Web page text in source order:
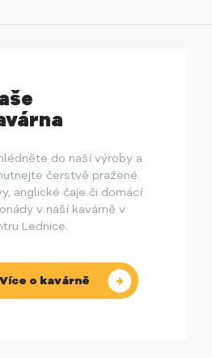
do naší výroby a
čerstvě pražené
anglické čaje či domácí
v naší kavárně v
Lednice.
Více o kavárně